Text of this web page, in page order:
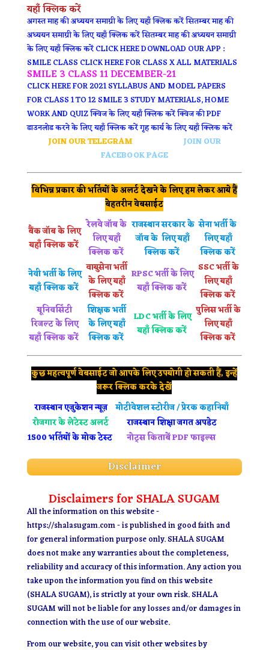
यहाँ क्लिक करें
अगस्त माह की अध्ययन समाग्री के लिए यहाँ क्लिक करेंसितम्बर माह की
अध्ययन समाग्री के लिए यहाँ क्लिक करेंसितम्बर माह की अध्ययन समाग्री
के लिए यहाँ क्लिक करेंCLICK HERE DOWNLOAD OUR APP :
SMILE CLASS CLICK HERE FOR CLASS X ALL MATERIALS
SMILE 3 CLASS 11 DECEMBER-21
CLICK HERE FOR 2021 SYLLABUS AND MODEL PAPERS
FOR CLASS 1 TO 12 SMILE 3 STUDY MATERIALS, HOME
WORK AND QUIZक्विज के लिए यहाँ क्लिक करेंक्विज की PDF
डाउनलोड करने के लिए यहाँ क्लिक करेंगृह कार्य के लिए यहाँ क्लिक करें
JOIN OUR TELEGRAM
JOIN OUR
FACEBOOK PAGE
विभिन्न प्रकार की भर्तियों के अलर्ट देखने के लिए हम लेकर आये हैं
बेहतरीन वेबसाईट
बैंक जॉब के लिए
यहाँ क्लिक करें
रेलवे जॉब के
लिए यहाँ
क्लिक करें
राजस्थान सरकार के
जॉब के लिए यहाँ
क्लिक करें
सेना भर्ती के
लिए यहाँ
क्लिक करें
नेवी भर्ती के लिए
यहाँ क्लिक करें
वायुसेना भर्ती
के लिए यहाँ
क्लिक करें
RPSC भर्ती के लिए
यहाँ क्लिक करें
SSC भर्ती के
लिए यहाँ
क्लिक करें
यूनिवर्सिटी
रिजल्ट के लिए
यहाँ क्लिक करें
शिक्षक भर्ती
के लिए यहाँ
क्लिक करें
LDC भर्ती के लिए
यहाँ क्लिक करें
पुलिस भर्ती के
लिए यहाँ
क्लिक करें
कुछ महत्वपूर्ण वेबसाईट जो आपके लिए उपयोगी हो सकती हैं, इन्हें
जरूर क्लिक करके देखें
राजस्थानएजुकेशन न्यूज़ मोटीवेशल स्टोरीज / प्रेरक कहानियाँ
रोजगार के लेटेस्ट अलर्ट
राजस्थान शिक्षा जगत अपडेट
1500 भर्तियों के मोक टेस्ट
नोट्स किताबें PDF फाइल्स
Disclaimer
Disclaimers for SHALA SUGAM
All the information on this website -
https://shalasugam.com - is published in good faith and
for general information purpose only. SHALASUGAM
does not make any warranties about the completeness,
reliability and accuracy of this information. Any action you
take upon the information you find on this website
(SHALA SUGAM), is strictly at your own risk. SHALA
SUGAM will not be liable for any losses and/or damages in
connection with the use of our website.
From our website, you can visit other websites by